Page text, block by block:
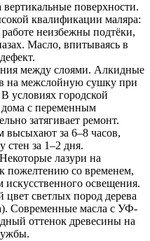
поверхности.
квалификации маляра:
неизбежны подтёки,
Масло, впитываясь в
между слоями. Алкидные
на межслойную сушку при
условиях городской
дома с переменным
затягивает ремонт.
высыхают за 6–8 часов,
стен за 1–2 дня.
лазури на
пожелтению со временем,
искусственного освещения.
цвет светлых пород дерева
Современные масла с УФ-
оттенок древесины на